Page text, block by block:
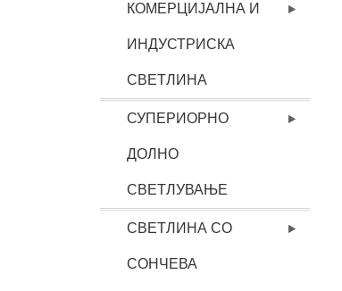
КОМЕРЦИЈАЛНА И
ИНДУСТРИСКА
СВЕТЛИНА
СУПЕРИОРНО
ДОЛНО
СВЕТЛУВАЊЕ
СВЕТЛИНА СО
СОНЧЕВА